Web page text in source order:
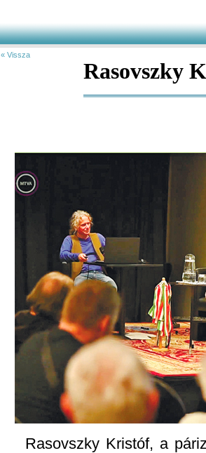
« Vissza
Rasovszky
Rasovszky Kristóf, a
Vilmos Olimpiai Baráti
Színház Harmónia
Cápára kíváncsi
emlegetik „Rasot”). Egy
nyomban bele is kezdett az
melyeket gyakori tapssal
szintén úszó feleségével
Fradiba való
miként jelentette be a
Lászlónak. Mesélt
uszodáról is, ahol először
VB-n egyéni érmet
Eközben egyetemi